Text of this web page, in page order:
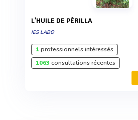
L'HUILE DE PÉRILLA
IES LABO
1professionnels intéressés
1063 consultations récentes